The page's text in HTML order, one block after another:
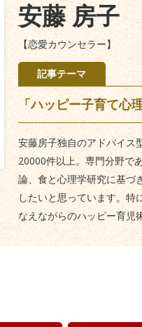
安藤 房子
【恋愛カウンセラー】
記事テーマ
「ハッピー子育て心
安藤房子独自のアドバイス
20000件以上。専門分野で
論、食と心理学研究に基づ
したいと思っています。
なえながらのハッピー育児